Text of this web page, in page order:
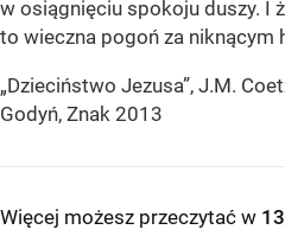
w osiągnięciu spokoju duszy. I
to wieczna pogoń za niknącym
„Dzieciństwo Jezusa”, J.M.
Godyń, Znak 2013
Więcej możesz przeczytać w